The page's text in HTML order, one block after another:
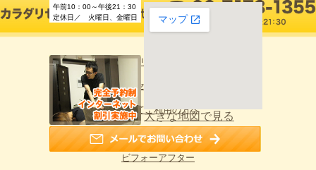
午前10：00～午後21：30
定休日／ 火曜日、金曜日
大きな地図で見る
カラダリセットTOPへ
カラダリセットと他店の違い
初めてご利用の方へ
施術料金のご案内
ビフォーアフター